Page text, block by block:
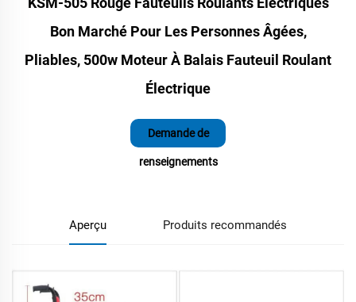
Bon Marché Pour Les Personnes Âgées,
Pliables, 500w Moteur À Balais Fauteuil Roulant
Électrique
Demande de
renseignements
Aperçu Produits recommandés